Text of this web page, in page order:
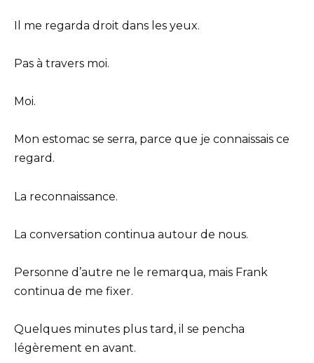
Il me regarda droit dans les yeux.
Pas à travers moi.
Moi.
Mon estomac se serra, parce que je connaissais ce
regard.
La reconnaissance.
La conversation continua autour de nous.
Personne d’autre ne le remarqua, mais Frank
continua de me fixer.
Quelques minutes plus tard, il se pencha
légèrement en avant.